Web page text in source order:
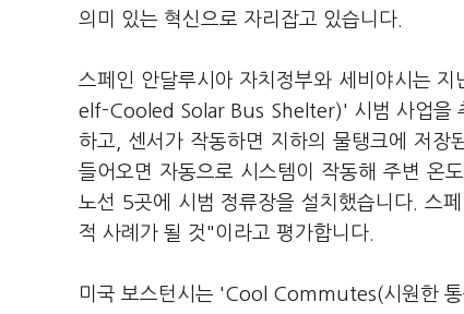
의미 있는 혁신으로 자리잡고 있습니다.
스페인 안달루시아 자치정부와 세비야시는
elf-Cooled Solar Bus Shelter)' 시범 사업을
하고, 센서가 작동하면 지하의 물탱크에 저장
들어오면 자동으로 시스템이 작동해 주변 온
노선 5곳에 시범 정류장을 설치했습니다. 스
적 사례가 될 것"이라고 평가합니다.
미국 보스턴시는 'Cool Commutes(시원한